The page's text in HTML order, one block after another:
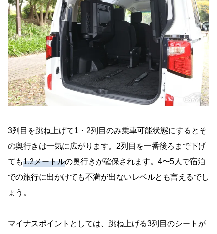
3列目を跳ね上げて1・2列目のみ乗車可能状態にするとそ
の奥行きは一気に広がります。2列目を一番後ろまで下げ
ても1.2メートルの奥行きが確保されます。4〜5人で宿泊
での旅行に出かけても不満が出ないレベルとも言えるでし
ょう。
マイナスポイントとしては、跳ね上げる3列目のシートが